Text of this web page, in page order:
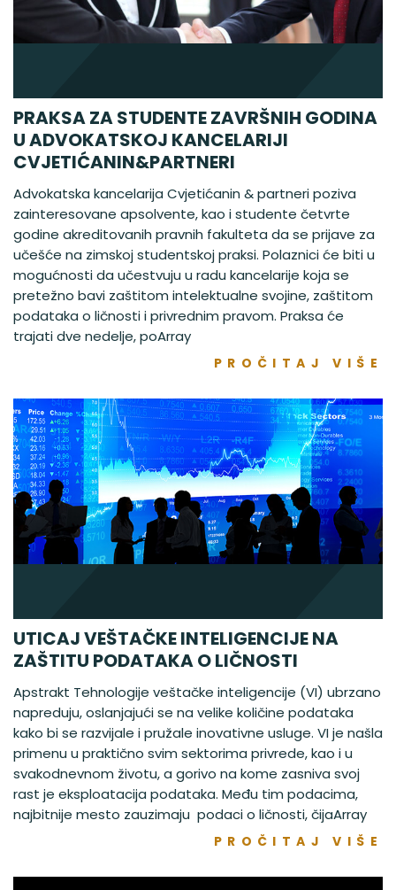
PRAKSA ZA STUDENTE ZAVRŠNIH GODINA
U ADVOKATSKOJ KANCELARIJI
CVJETIĆANIN&PARTNERI
Advokatska kancelarija Cvjetićanin & partneri poziva
zainteresovane apsolvente, kao i studente četvrte
godine akreditovanih pravnih fakulteta da se prijave za
učešće na zimskoj studentskoj praksi. Polaznici će biti u
mogućnosti da učestvuju u radu kancelarije koja se
pretežno bavi zaštitom intelektualne svojine, zaštitom
podataka o ličnosti i privrednim pravom. Praksa će
trajati dve nedelje, poArray
PROČITAJ VIŠE
UTICAJ VEŠTAČKE INTELIGENCIJE NA
ZAŠTITU PODATAKA O LIČNOSTI
Apstrakt Tehnologije veštačke inteligencije (VI) ubrzano
napreduju, oslanjajući se na velike količine podataka
kako bi se razvijale i pružale inovativne usluge. VI je našla
primenu u praktično svim sektorima privrede, kao i u
svakodnevnom životu, a gorivo na kome zasniva svoj
rast je eksploatacija podataka. Među tim podacima,
najbitnije mesto zauzimaju podaci o ličnosti, čijaArray
PROČITAJ VIŠE